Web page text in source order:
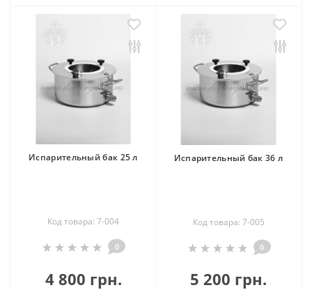
Испарительный бак 25 л
Код товара: 7-004
0
4 800 грн.
Испарительный бак 36 л
Код товара: 7-005
0
5 200 грн.